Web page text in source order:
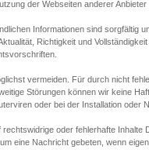
der Webseiten anderer
Informationen sind
Richtigkeit und
vermeiden. Für durch nicht
Störungen können wir keine
oder bei der Installation oder
rechtswidrige oder fehlerhafte
eine Nachricht gebeten, wenn